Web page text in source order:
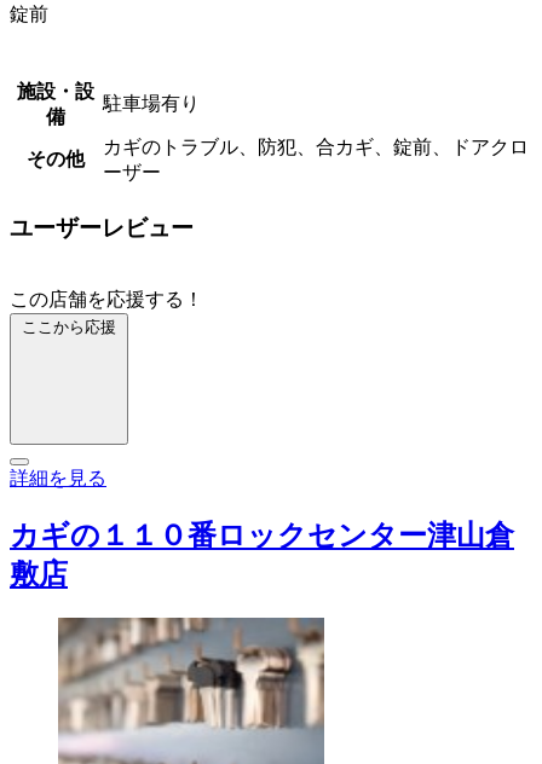
錠前
施設・設
備
駐車場有り
その他
カギのトラブル、防犯、合カギ、錠前、ドアクロ
ーザー
ユーザーレビュー
この店舗を応援する！
ここから応援
詳細を見る
カギの１１０番ロックセンター津山倉
敷店